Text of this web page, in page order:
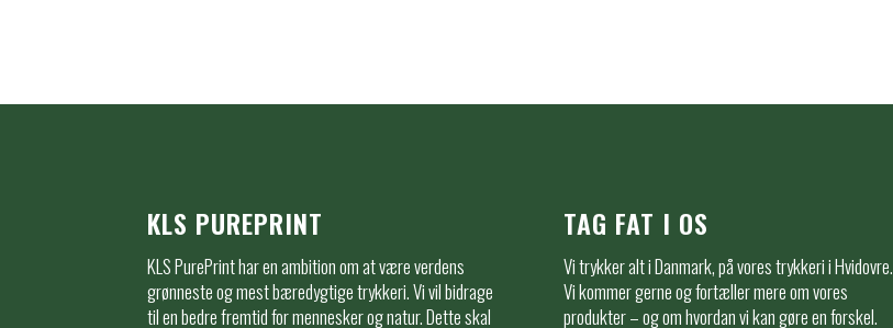
KLS PUREPRINT
KLS PurePrint har en ambition om at være verdens
grønneste og mest bæredygtige trykkeri. Vi vil bidrage
til en bedre fremtid for mennesker og natur. Dette skal
TAG FAT I OS
Vi trykker alt i Danmark, på vores trykkeri i Hvidovre.
Vi kommer gerne og fortæller mere om vores
produkter – og om hvordan vi kan gøre en forskel.